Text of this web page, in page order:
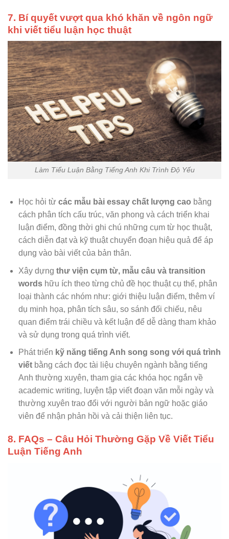
7. Bí quyết vượt qua khó khăn về ngôn ngữ
khi viết tiểu luận học thuật
Làm Tiểu Luận Bằng Tiếng Anh Khi Trình Độ Yếu
Học hỏi từ các mẫu bài essay chất lượng cao bằng
cách phân tích cấu trúc, văn phong và cách triển khai
luận điểm, đồng thời ghi chú những cụm từ học thuật,
cách diễn đạt và kỹ thuật chuyển đoạn hiệu quả để áp
dụng vào bài viết của bản thân.
Xây dựng thư viện cụm từ, mẫu câu và transition
wordshữu ích theo từng chủ đề học thuật cụ thể, phân
loại thành các nhóm như: giới thiệu luận điểm, thêm ví
dụ minh họa, phân tích sâu, so sánh đối chiếu, nêu
quan điểm trái chiều và kết luận để dễ dàng tham khảo
và sử dụng trong quá trình viết.
Phát triển kỹ năng tiếng Anh song song với quá trình
viếtbằng cách đọc tài liệu chuyên ngành bằng tiếng
Anh thường xuyên, tham gia các khóa học ngắn về
academic writing, luyện tập viết đoạn văn mỗi ngày và
thường xuyên trao đổi với người bản ngữ hoặc giáo
viên để nhận phản hồi và cải thiện liên tục.
8. FAQs – Câu Hỏi Thường Gặp Về Viết Tiểu
Luận Tiếng Anh